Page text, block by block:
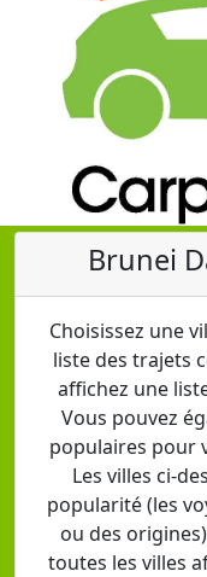
Brunei
Choisissez une
liste des trajets
affichez une
Vous pouvez
populaires pour
Les villes ci-
popularité (les
ou des
toutes les villes